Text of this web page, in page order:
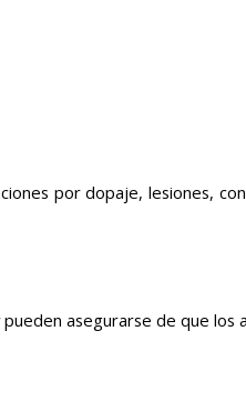
por dopaje, lesiones,
asegurarse de que